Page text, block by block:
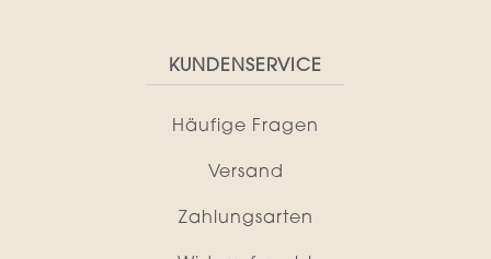
KUNDENSERVICE
Häufige Fragen
Versand
Zahlungsarten